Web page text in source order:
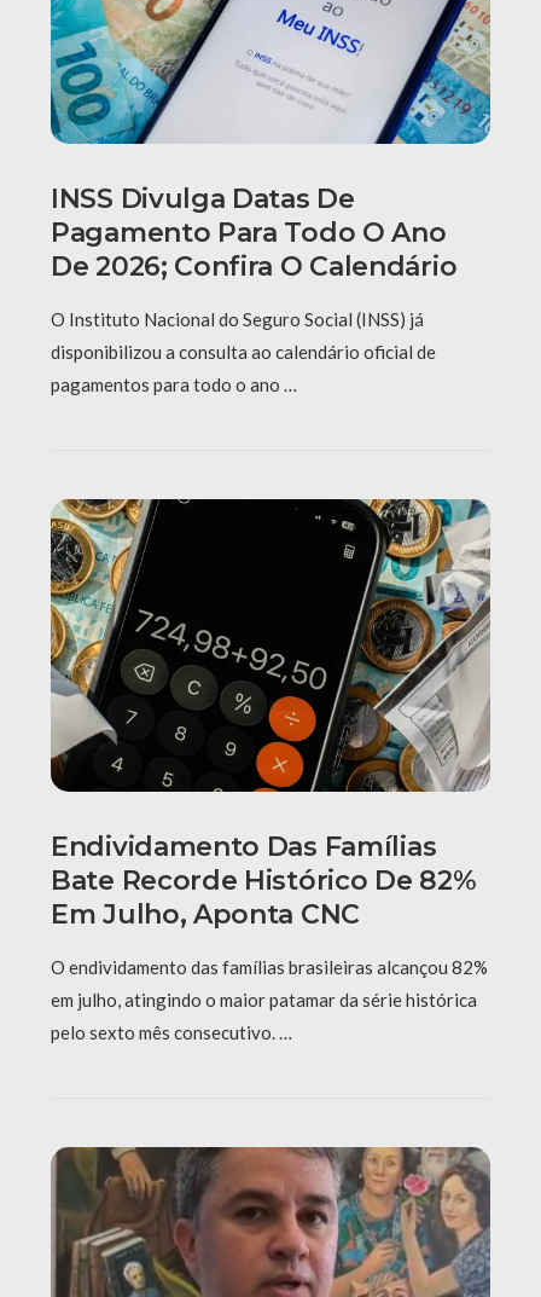
INSS Divulga Datas De
Pagamento Para Todo O Ano
De 2026; Confira O Calendário
O Instituto Nacional do Seguro Social (INSS) já
disponibilizou a consulta ao calendário oficial de
pagamentos para todo o ano …
Endividamento Das Famílias
Bate Recorde Histórico De 82%
Em Julho, Aponta CNC
O endividamento das famílias brasileiras alcançou 82%
em julho, atingindo o maior patamar da série histórica
pelo sexto mês consecutivo. …